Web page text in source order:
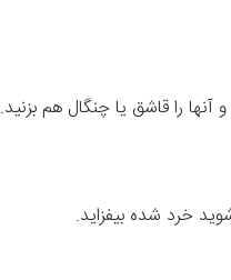
را قاشق یا چنگال هم بزنید.
خرد شده بیفزاید.